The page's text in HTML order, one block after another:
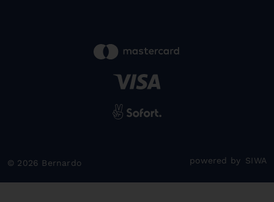
© 2026 Bernardo powered by SIWA